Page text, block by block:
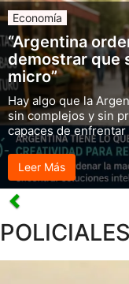
Economía
“Argentina
demostrar que
micro”
Hay algo que la
sin complejos y sin
capaces de
Leer Más
POLICIALES